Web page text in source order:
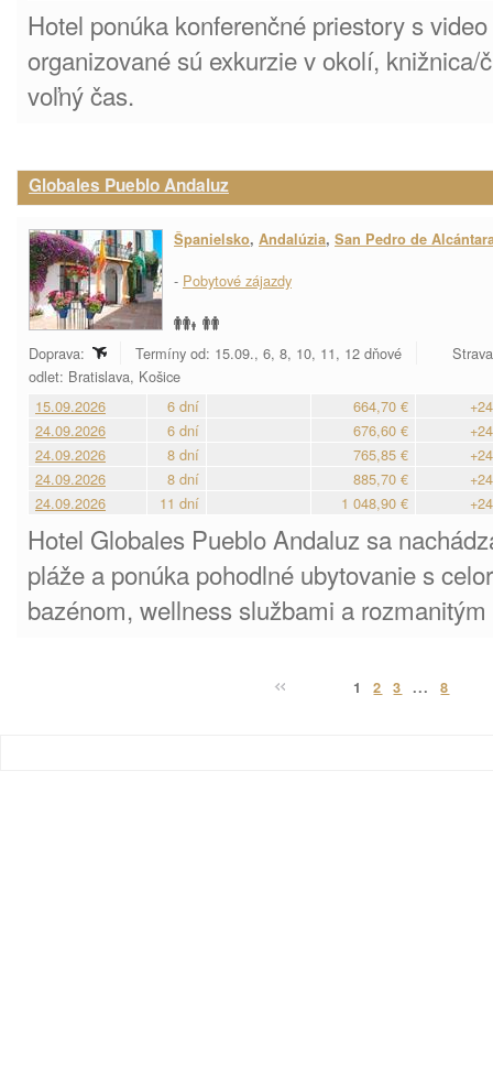
Hotel ponúka konferenčné priestory s
organizované sú exkurzie v okolí, knižnica/
voľný čas.
Globales Pueblo Andaluz
Španielsko, Andalúzia, San Pedro de
- Pobytové zájazdy
Doprava: Termíny od: 15.09., 6, 8, 10, 11, 12 dňové
odlet: Bratislava, Košice
15.09.2026
6 dní 664,70 €
24.09.2026
6 dní 676,60 €
24.09.2026
8 dní 765,85 €
24.09.2026
8 dní 885,70 €
24.09.2026
11 dní 1 048,90 €
Hotel Globales Pueblo Andaluz sa
pláže a ponúka pohodlné ubytovanie s
bazénom, wellness službami a
1 2 3 ...8